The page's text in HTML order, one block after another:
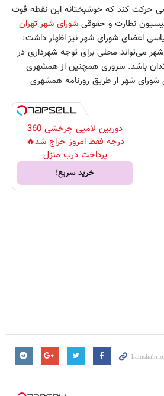
حرکت کند که خوشبختانه این نقطه قوت
نظارت و حقوقی شورای شهر تهران
اعضای شورای شهر نیز اظهار داشت:
می‌تواند محلی برای توجه شهرداری در
باشد. سروری همچنین از همشهری
شهر از طریق روزنامه همشهری
دوربین لامپی چرخشی 360
درجه فقط امروز حراج شد🔥
پرداخت درب منزل
خرید سریع!